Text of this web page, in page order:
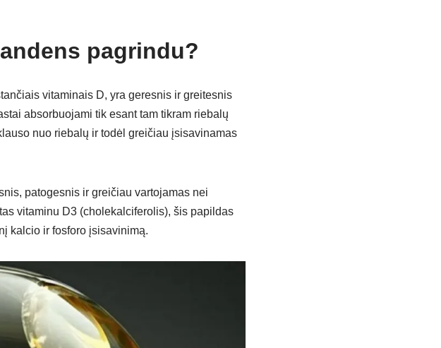
pagrindu?
vitaminais D, yra geresnis ir greitesnis
absorbuojami tik esant tam tikram riebalų
nuo riebalų ir todėl greičiau įsisavinamas
patogesnis ir greičiau vartojamas nei
vitaminu D3 (cholekalciferolis), šis papildas
kalcio ir fosforo įsisavinimą.